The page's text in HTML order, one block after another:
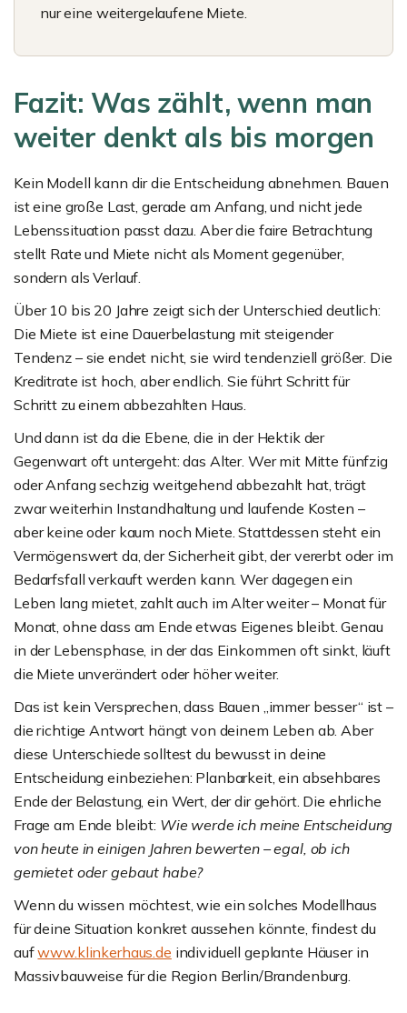
nur eine weitergelaufene Miete.
Fazit: Was zählt, wenn man
weiter denkt als bis morgen
Kein Modell kann dir die Entscheidung abnehmen. Bauen
ist eine große Last, gerade am Anfang, und nicht jede
Lebenssituation passt dazu. Aber die faire Betrachtung
stellt Rate und Miete nicht als Moment gegenüber,
sondern als Verlauf.
Über 10 bis 20 Jahre zeigt sich der Unterschied deutlich:
Die Miete ist eine Dauerbelastung mit steigender
Tendenz – sie endet nicht, sie wird tendenziell größer. Die
Kreditrate ist hoch, aber endlich. Sie führt Schritt für
Schritt zu einem abbezahlten Haus.
Und dann ist da die Ebene, die in der Hektik der
Gegenwart oft untergeht: das Alter. Wer mit Mitte fünfzig
oder Anfang sechzig weitgehend abbezahlt hat, trägt
zwar weiterhin Instandhaltung und laufende Kosten –
aber keine oder kaum noch Miete. Stattdessen steht ein
Vermögenswert da, der Sicherheit gibt, der vererbt oder im
Bedarfsfall verkauft werden kann. Wer dagegen ein
Leben lang mietet, zahlt auch im Alter weiter – Monat für
Monat, ohne dass am Ende etwas Eigenes bleibt. Genau
in der Lebensphase, in der das Einkommen oft sinkt, läuft
die Miete unverändert oder höher weiter.
Das ist kein Versprechen, dass Bauen „immer besser“ ist –
die richtige Antwort hängt von deinem Leben ab. Aber
diese Unterschiede solltest du bewusst in deine
Entscheidung einbeziehen: Planbarkeit, ein absehbares
Ende der Belastung, ein Wert, der dir gehört. Die ehrliche
Frage am Ende bleibt: Wie werde ich meine Entscheidung
von heute in einigen Jahren bewerten – egal, ob ich
gemietet oder gebaut habe?
Wenn du wissen möchtest, wie ein solches Modellhaus
für deine Situation konkret aussehen könnte, findest du
aufwww.klinkerhaus.de individuell geplante Häuser in
Massivbauweise für die Region Berlin/Brandenburg.